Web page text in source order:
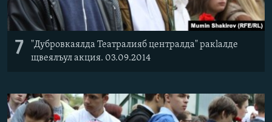
7
"Дубровкаялда Театралияб централда" ракlалде
щвеялъул акция. 03.09.2014